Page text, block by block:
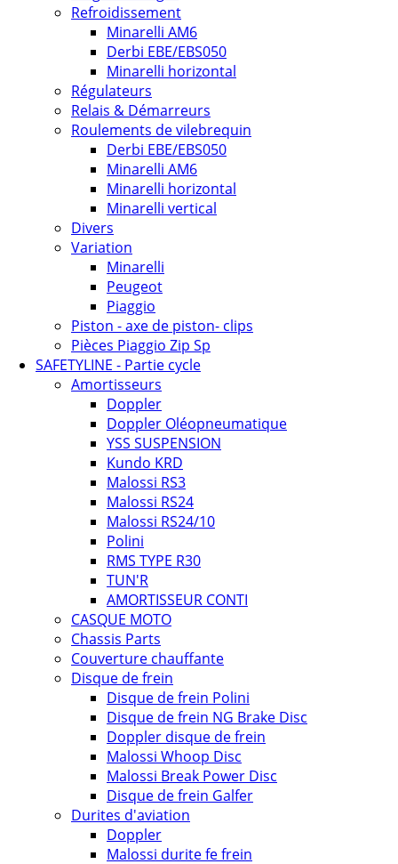
Refroidissement
Minarelli AM6
Derbi EBE/EBS050
Minarelli horizontal
Régulateurs
Relais & Démarreurs
Roulements de vilebrequin
Derbi EBE/EBS050
Minarelli AM6
Minarelli horizontal
Minarelli vertical
Divers
Variation
Minarelli
Peugeot
Piaggio
Piston - axe de piston- clips
Pièces Piaggio Zip Sp
SAFETYLINE - Partie cycle
Amortisseurs
Doppler
Doppler Oléopneumatique
YSS SUSPENSION
Kundo KRD
Malossi RS3
Malossi RS24
Malossi RS24/10
Polini
RMS TYPE R30
TUN'R
AMORTISSEUR CONTI
CASQUE MOTO
Chassis Parts
Couverture chauffante
Disque de frein
Disque de frein Polini
Disque de frein NG Brake Disc
Doppler disque de frein
Malossi Whoop Disc
Malossi Break Power Disc
Disque de frein Galfer
Durites d'aviation
Doppler
Malossi durite fe frein